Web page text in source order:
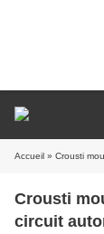
Accueil » Crousti
Crousti
circuit